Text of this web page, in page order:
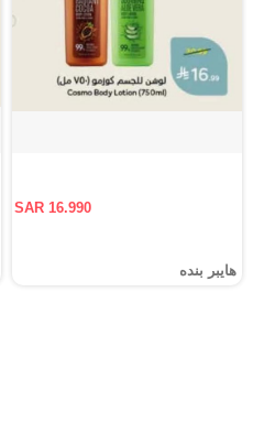
SAR 16.990
هايبر بنده